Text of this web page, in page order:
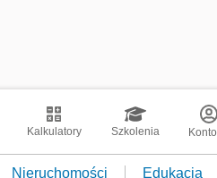
Kalkulatory Szkolenia Konto
Nieruchomości Edukacja